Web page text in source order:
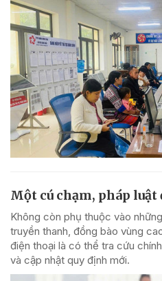
Một cú chạm, pháp
Không còn phụ thuộc vào
truyền thanh, đồng bào vùng
điện thoại là có thể tra cứu
và cập nhật quy định mới.